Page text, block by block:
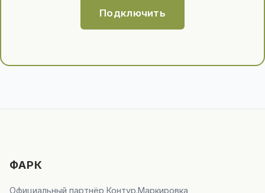
Подключить
ФАРК
Официальный партнёр Контур.Маркировка